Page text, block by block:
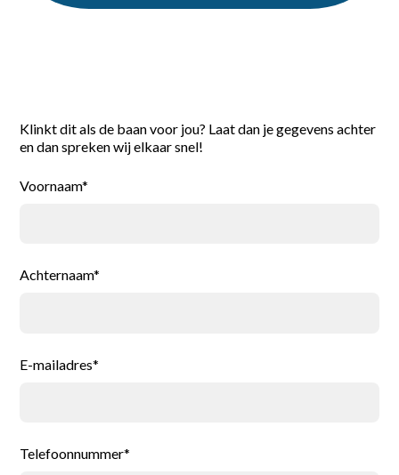
Klinkt dit als de baan voor jou? Laat dan je gegevens achter
en dan spreken wij elkaar snel!
Voornaam*
Achternaam*
E-mailadres*
Telefoonnummer*